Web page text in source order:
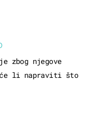
zbog njegove
li napraviti što